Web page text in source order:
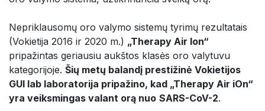
Nepriklausomų oro valymo sistemų tyrimų rezultatais
(Vokietija 2016 ir 2020 m.) „Therapy Air Ion“
pripažintas geriausiu aukštos klasės oro valytuvu
kategorijoje. Šių metų balandį prestižinė Vokietijos
GUI lab laboratorija pripažino, kad „Therapy Air iOn“
yra veiksmingas valant orą nuo SARS-CoV-2.